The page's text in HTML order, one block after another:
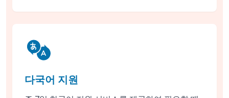
다국어 지원